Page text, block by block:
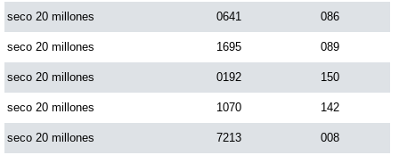
seco 20 millones 0641 086
seco 20 millones 1695 089
seco 20 millones 0192 150
seco 20 millones 1070 142
seco 20 millones 7213 008